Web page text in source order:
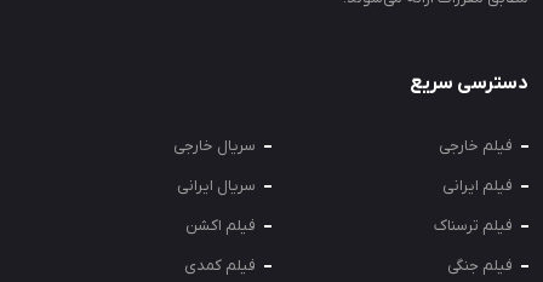
دسترسی سریع
فیلم خارجی
سریال خارجی
فیلم ایرانی
سریال ایرانی
فیلم ترسناک
فیلم اکشن
فیلم جنگی
فیلم کمدی